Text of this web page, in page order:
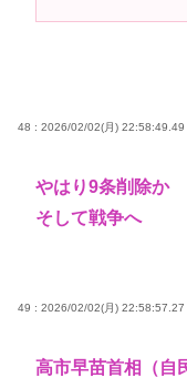
かされる「女神
【高市動画】こ
中国のメスガキ
48 : 2026/02/02(月) 22:58:49.49
やはり9条削除か
そして戦争へ
49 : 2026/02/02(月) 22:58:57.27
高市早苗首相（自